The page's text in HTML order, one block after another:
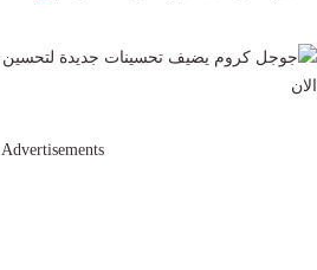
Advertisements